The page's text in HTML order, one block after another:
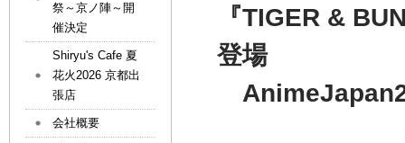
『TIGER &
登場
祭～京ノ陣～開
催決定
Shiryu's Cafe 夏
花火2026 京都出
張店
会社概要